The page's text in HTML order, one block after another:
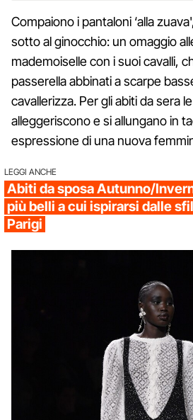
Compaiono i pantaloni ‘alla
sotto al ginocchio: un omaggio
mademoiselle con i suoi cavalli,
passerella abbinati a scarpe
cavallerizza. Per gli abiti da sera
alleggeriscono e si allungano in
espressione di una nuova
LEGGI ANCHE
Abiti da sposa Autunno/
più belli a cui ispirarsi dalle
Parigi